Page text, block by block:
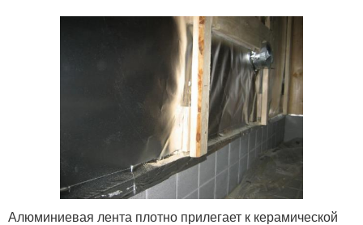
Алюминиевая лента плотно прилегает к керамической